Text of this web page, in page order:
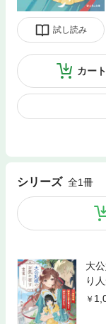
試し読み
カー
シリーズ 全1冊
大
り